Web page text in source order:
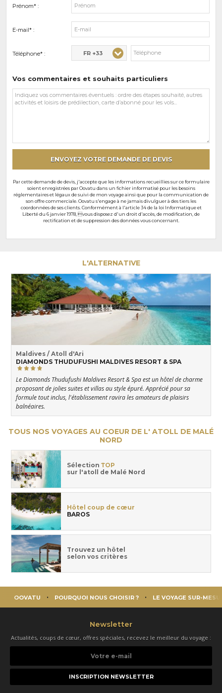
Prénom* :
E-mail* :
Téléphone* : FR +33
Vos commentaires et souhaits particuliers
Vos
commentaires
ENVOYEZ VOTRE DEMANDE DE DEVIS
Par cette demande de devis, j'accepte que les informations recueillies sur ce formulaire
soient enregistrées par Oovatu dans un fichier informatisé pour les besoins
réglementaires et légaux de suivi de mon voyage ainsi que pour la communication de
son offre commerciale. Oovatu s'engage à ne jamais divulguer à des tiers les
coordonnées de ses clients. Conformément à l'article 34 de la loi Informatique et
Liberté du 6 janvier 1978, vous disposez d'un droit d'accès, de modification, de
rectification et de suppression des données vous concernant.
L'ALTERNATIVE
Maldives / Atoll d'Ari
DIAMONDS THUDUFUSHI MALDIVES RESORT & SPA
Le Diamonds Thudufushi Maldives Resort & Spa est un hôtel de charme
proposant de jolies suites et villas au style épuré. Apprécié pour sa
formule tout inclus, l'établissement ravira les amateurs de plaisirs
balnéaires.
TOUS NOS VOYAGES AU COEUR DE L' ATOLL DE MALÉ
NORD
Sélection TOP
sur l'atoll de Malé Nord
Hôtel coup de cœur
BAROS
Trouvez un hôtel
selon vos critères
OOVATU POURQUOI NOUS CHOISIR ? LE VOYAGE SUR-
Newsletter
Actualités, coups de cœur, offres spéciales, recevez le meilleur du voyage :
e-